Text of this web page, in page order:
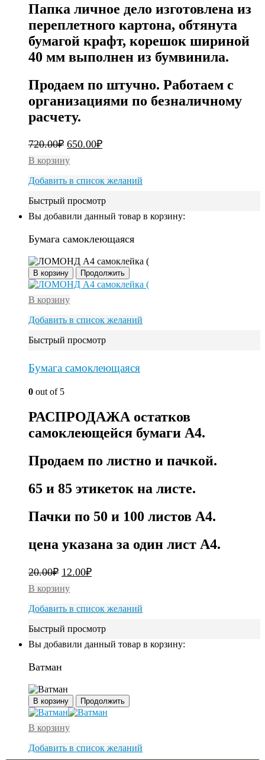
Папка личное дело изготовлена из
переплетного картона, обтянута
бумагой крафт, корешок шириной
40 мм выполнен из бумвинила.
Продаем по штучно. Работаем с
организациями по безналичному
расчету.
720.00₽ 650.00₽
В корзину
Добавить в список желаний
Быстрый просмотр
Вы добавили данный товар в корзину:
Бумага самоклеющаяся
В корзину Продолжить
В корзину
Добавить в список желаний
Быстрый просмотр
Бумага самоклеющаяся
0 out of 5
РАСПРОДАЖА остатков
самоклеющейся бумаги А4.
Продаем по листно и пачкой.
65 и 85 этикеток на листе.
Пачки по 50 и 100 листов А4.
цена указана за один лист А4.
20.00₽ 12.00₽
В корзину
Добавить в список желаний
Быстрый просмотр
Вы добавили данный товар в корзину:
Ватман
В корзину Продолжить
В корзину
Добавить в список желаний